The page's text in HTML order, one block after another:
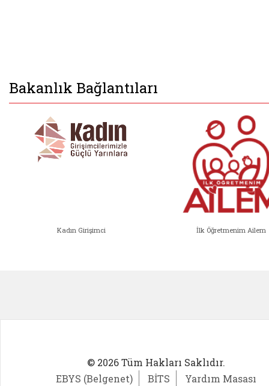
Bakanlık Bağlantıları
Kadın Girişimci İlk Öğretmenim Ailem
© 2026 Tüm Hakları Saklıdır.
EBYS (Belgenet)
BİTS Yardım Masası